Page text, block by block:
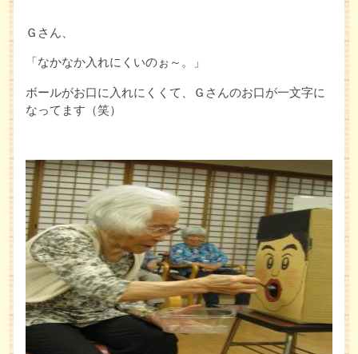
Ｇさん、
「なかなか入れにくいのぉ～。」
ボールがお口に入れにくくて、Ｇさんのお口が一文字に
なってます（笑）